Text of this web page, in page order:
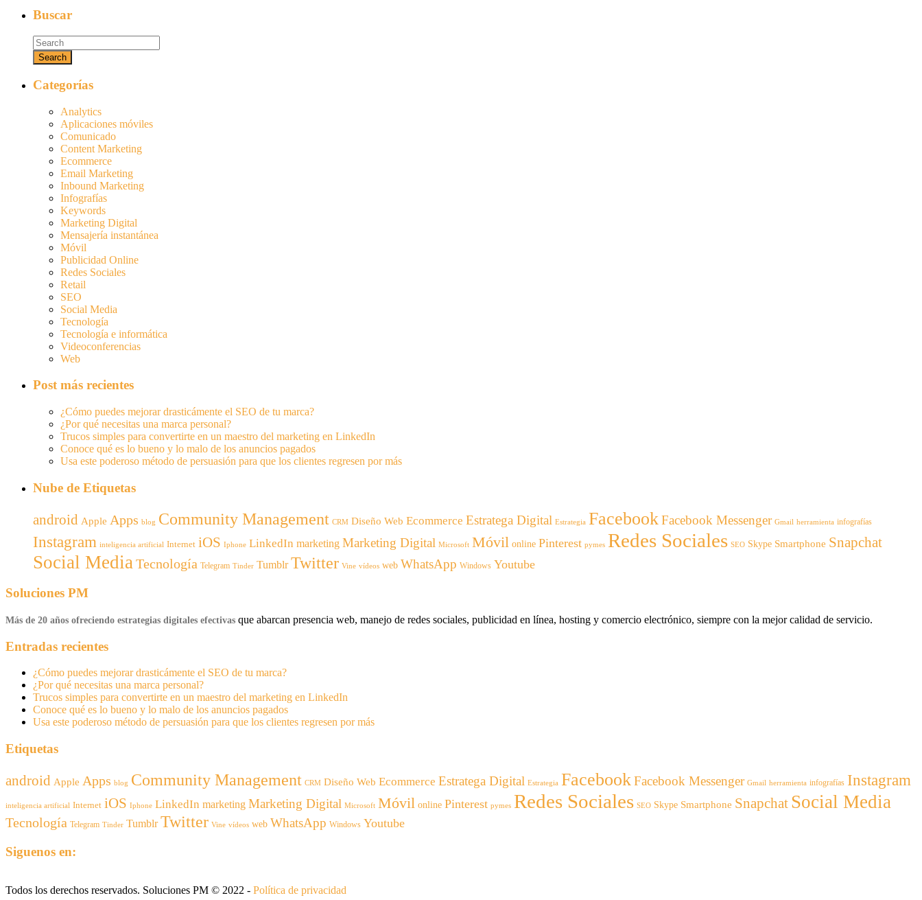
Buscar
Categorías
Analytics
Aplicaciones móviles
Comunicado
Content Marketing
Ecommerce
Email Marketing
Inbound Marketing
Infografías
Keywords
Marketing Digital
Mensajería instantánea
Móvil
Publicidad Online
Redes Sociales
Retail
SEO
Social Media
Tecnología
Tecnología e informática
Videoconferencias
Web
Post más recientes
¿Cómo puedes mejorar drasticámente el SEO de tu marca?
¿Por qué necesitas una marca personal?
Trucos simples para convertirte en un maestro del marketing en LinkedIn
Conoce qué es lo bueno y lo malo de los anuncios pagados
Usa este poderoso método de persuasión para que los clientes regresen por más
Nube de Etiquetas
android Apple Apps blog Community Management CRM Diseño Web Ecommerce Estratega Digital Estrategia FacebookFacebook Messenger Gmail herramienta infografías
Instagram inteligencia artificial Internet iOS Iphone LinkedIn marketing Marketing Digital Microsoft Móvil online Pinterest pymes Redes Sociales SEO Skype Smartphone Snapchat
Social Media Tecnología Telegram Tinder Tumblr Twitter Vine vídeos web WhatsApp Windows Youtube
Soluciones PM
Más de 20 años ofreciendo estrategias digitales efectivas que abarcan presencia web, manejo de redes sociales, publicidad en línea, hosting y comercio electrónico, siempre con la mejor calidad de servicio.
Entradas recientes
¿Cómo puedes mejorar drasticámente el SEO de tu marca?
¿Por qué necesitas una marca personal?
Trucos simples para convertirte en un maestro del marketing en LinkedIn
Conoce qué es lo bueno y lo malo de los anuncios pagados
Usa este poderoso método de persuasión para que los clientes regresen por más
Etiquetas
android Apple Apps blog Community Management CRM Diseño Web Ecommerce Estratega Digital Estrategia FacebookFacebook Messenger Gmail herramienta infografías Instagram
inteligencia artificial Internet iOS Iphone LinkedIn marketing Marketing Digital Microsoft Móvil online Pinterest pymes Redes Sociales SEO Skype Smartphone Snapchat Social Media
Tecnología Telegram Tinder Tumblr Twitter Vine vídeos web WhatsApp Windows Youtube
Siguenos en:
Todos los derechos reservados. Soluciones PM © 2022 - Política de privacidad